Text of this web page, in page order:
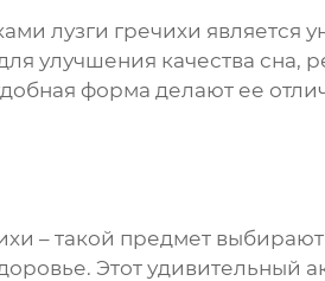
лузги гречихи является
улучшения качества сна,
форма делают ее
– такой предмет
Этот удивительный